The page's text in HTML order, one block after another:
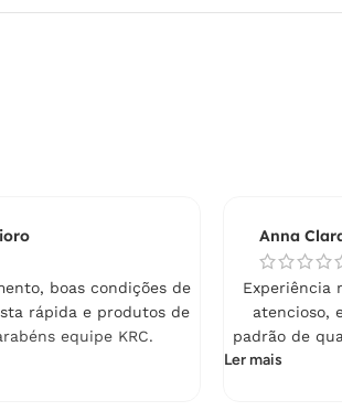
boas condições de
rápida e produtos de
equipe KRC.
Anna
Experiência
atencioso,
padrão de
Ler mais